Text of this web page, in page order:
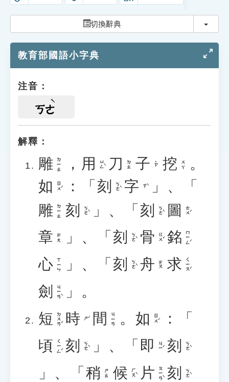
貓頭鷹博士
切換辭典 切換
教育部國語小字典
注音：
ㄎㄜ
解釋：
雕 ㄉㄧㄠ ， 用 ㄩㄥˋ 刀 ㄉㄠ 子 ˙ㄗ 挖 ㄨㄚ
。
如 ㄖㄨˊ ：「 刻 ㄎㄜˋ 字 ㄗˋ
」、「
雕 ㄉㄧㄠ 刻 ㄎㄜˋ 」、「 刻 ㄎㄜˋ 圖 ㄊㄨˊ
章 ㄓㄤ 」、「 刻 ㄎㄜˋ 骨 ㄍㄨˇ 銘 ㄇㄧㄥˊ
心 ㄒㄧㄣ 」、「 刻 ㄎㄜˋ 舟 ㄓㄡ 求 ㄑㄧㄡˊ
劍 ㄐㄧㄢˋ
」。
短 ㄉㄨㄢˇ 時 ㄕˊ 間 ㄐㄧㄢ 。 如 ㄖㄨˊ
：「
頃 ㄑㄧㄥˇ 刻 ㄎㄜˋ 」、「 即 ㄐㄧˊ 刻 ㄎㄜˋ
」、「 稍 ㄕㄠ 候 ㄏㄡˋ 片 ㄆㄧㄢˋ 刻 ㄎㄜˋ